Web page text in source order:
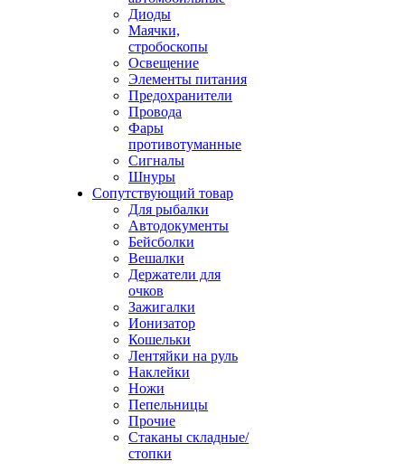
Диоды
Маячки,
стробоскопы
Освещение
Элементы питания
Предохранители
Провода
Фары
противотуманные
Сигналы
Шнуры
Сопутствующий товар
Для рыбалки
Автодокументы
Бейсболки
Вешалки
Держатели для
очков
Зажигалки
Ионизатор
Кошельки
Лентяйки на руль
Наклейки
Ножи
Пепельницы
Прочие
Стаканы складные/
стопки